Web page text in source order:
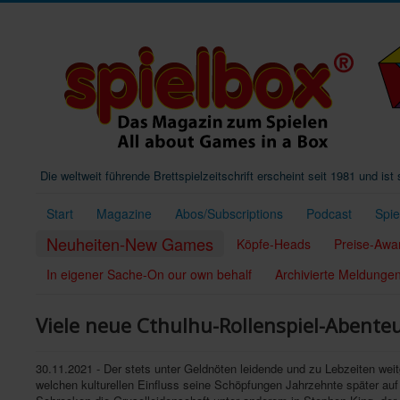
Die weltweit führende Brettspielzeitschrift erscheint seit 1981 und
Start Magazine Abos/Subscriptions Podcast
Neuheiten-New Games Köpfe-Heads Preise-
In eigener Sache-On our own behalf
Archivierte
Viele neue Cthulhu-Rollenspiel-
30.11.2021 - Der stets unter Geldnöten leidende und zu Lebzeiten
welchen kulturellen Einfluss seine Schöpfungen Jahrzehnte später